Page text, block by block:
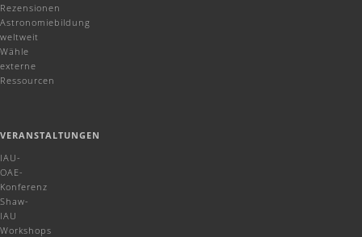
Rezensionen
Astronomiebildung
weltweit
Wähle
externe
Ressourcen
VERANSTALTUNGEN
IAU-
OAE-
Konferenz
Shaw-
IAU
Workshops